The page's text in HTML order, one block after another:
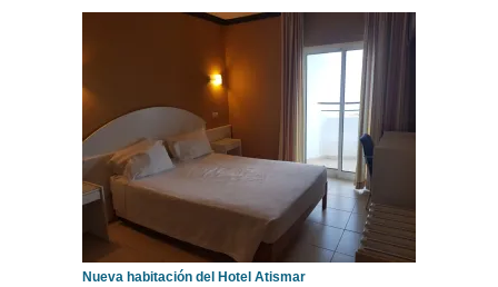
Nueva habitación del Hotel Atismar